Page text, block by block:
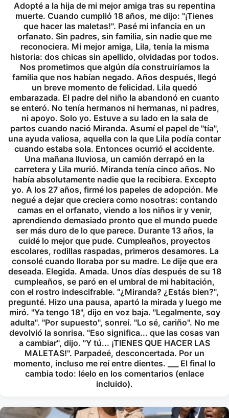
Adopté a la hija de mi mejor amiga tras su repentina
muerte. Cuando cumplió 18 años, me dijo: "¡Tienes
que hacer las maletas!". Pasé mi infancia en un
orfanato. Sin padres, sin familia, sin nadie que me
reconociera. Mi mejor amiga, Lila, tenía la misma
historia: dos chicas sin apellido, olvidadas por todos.
Nos prometimos que algún día construiríamos la
familia que nos habían negado. Años después, llegó
un breve momento de felicidad. Lila quedó
embarazada. El padre del niño la abandonó en cuanto
se enteró. No tenía hermanos ni hermanas, ni padres,
ni apoyo. Solo yo. Estuve a su lado en la sala de
partos cuando nació Miranda. Asumí el papel de "tía",
una ayuda valiosa, aquella con la que Lila podía contar
cuando estaba sola. Entonces ocurrió el accidente.
Una mañana lluviosa, un camión derrapó en la
carretera y Lila murió. Miranda tenía cinco años. No
había absolutamente nadie que la recibiera. Excepto
yo. A los 27 años, firmé los papeles de adopción. Me
negué a dejar que creciera como nosotras: contando
camas en el orfanato, viendo a los niños ir y venir,
aprendiendo demasiado pronto que el mundo puede
ser más duro de lo que parece. Durante 13 años, la
cuidé lo mejor que pude. Cumpleaños, proyectos
escolares, rodillas raspadas, primeros desamores. La
consolé cuando lloraba por su madre. Le dije que era
deseada. Elegida. Amada. Unos días después de su 18
cumpleaños, se paró en el umbral de mi habitación,
con el rostro indescifrable. "¿Miranda? ¿Estás bien?",
pregunté. Hizo una pausa, apartó la mirada y luego me
miró. "Ya tengo 18", dijo en voz baja. "Legalmente, soy
adulta". "Por supuesto", sonreí. "Lo sé, cariño". No me
devolvió la sonrisa. "Eso significa... que las cosas van
a cambiar", dijo. "Y tú... ¡TIENES QUE HACER LAS
MALETAS!". Parpadeé, desconcertada. Por un
momento, incluso me reí entre dientes. ___ El final lo
cambia todo: léelo en los comentarios (enlace
incluido).